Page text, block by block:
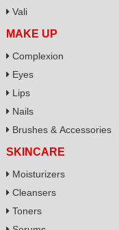
Vali
MAKE UP
Complexion
Eyes
Lips
Nails
Brushes & Accessories
SKINCARE
Moisturizers
Cleansers
Toners